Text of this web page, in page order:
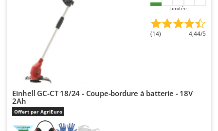
Seven Italy
Simatech
Sirman
Skil
Smartwood
Smeg
Snapper
Limitée
(14) 4,44/5
Einhell GC-CT 18/24 - Coupe-bordure à batterie - 18V
2Ah
Offert par AgriEuro